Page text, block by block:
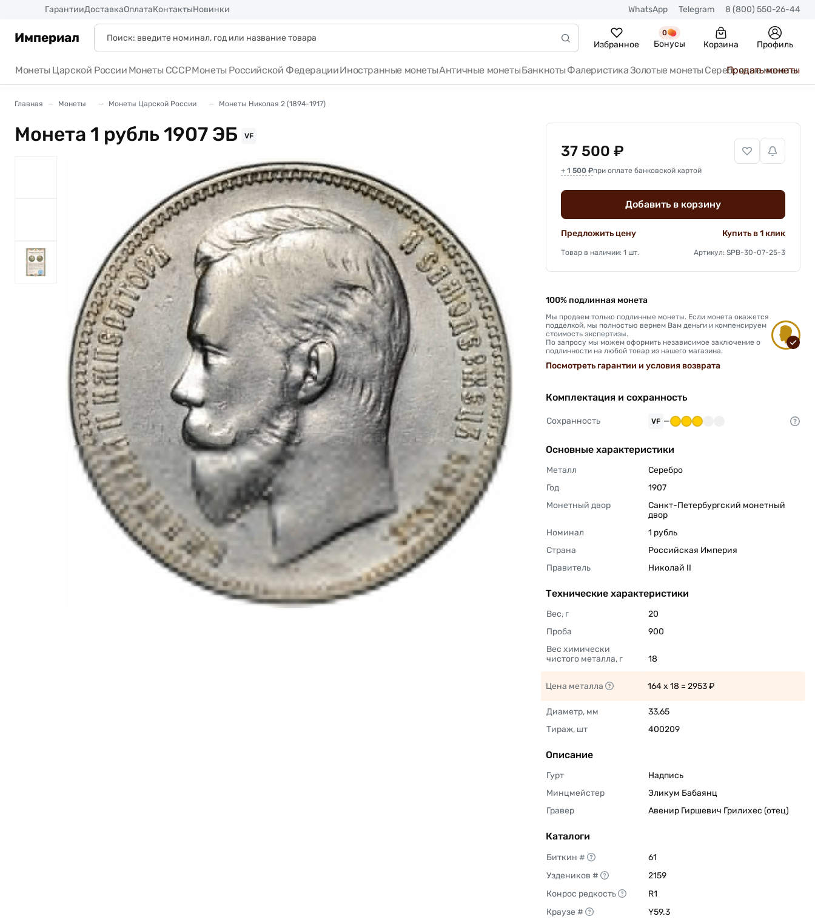
ГарантииДоставкаОплатаКонтактыНовинки WhatsApp Telegram 8 (800) 550-26-44
Империал Избранное
0
Бонусы Корзина Профиль
Монеты Царской России Монеты СССРМонеты Российской ФедерацииИностранные монетыАнтичные монетыБанкноты ФалеристикаЗолотые монеты Серебряные монеты
Продать монеты
Главная Монеты Монеты Царской России Монеты Николая 2 (1894-1917)
Монета 1 рубль 1907 ЭБ VF
37 500 ₽
+ 1 500 ₽при оплате банковской картой
Добавить в корзину
Предложить цену Купить в 1 клик
Товар в наличии: 1 шт. Артикул: SPB-30-07-25-3
100% подлинная монета
Мы продаем только подлинные монеты. Если монета окажется
подделкой, мы полностью вернем Вам деньги и компенсируем
стоимость экспертизы.
По запросу мы можем оформить независимое заключение о
подлинности на любой товар из нашего магазина.
Посмотреть гарантии и условия возврата
Комплектация и сохранность
Сохранность VF —
Основные характеристики
Металл
Серебро
Год
1907
Монетный двор
Санкт-Петербургский монетный
двор
Номинал
1 рубль
Страна
Российская Империя
Правитель
Николай II
Технические характеристики
Вес, г
20
Проба
900
Вес химически
чистого металла, г
18
Цена металла 164 x 18 = 2953 ₽
Диаметр, мм
33,65
Тираж, шт
400209
Описание
Гурт
Надпись
Минцмейстер
Эликум Бабаянц
Гравер
Авенир Гиршевич Грилихес (отец)
Каталоги
Биткин #
61
Уздеников #
2159
Конрос редкость
R1
Краузе #
Y59.3